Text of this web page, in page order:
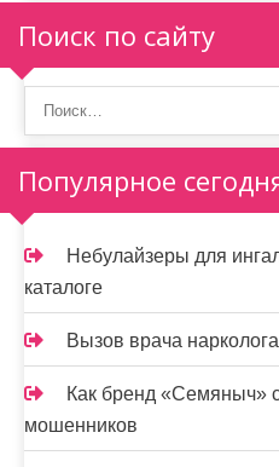
Поиск по сайту
Популярное
Небулайзеры для
каталоге
Вызов врача
Как бренд «Семяныч»
мошенников